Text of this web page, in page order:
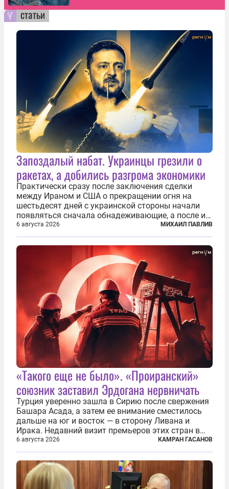
статьи
Запоздалый набат. Украинцы грезили о
ракетах, а добились разгрома экономики
Практически сразу после заключения сделки
между Ираном и США о прекращении огня на
шестьдесят дней с украинской стороны начали
появляться сначала обнадеживающие, а после и
вовсе бравурные заявления про некий «перелом»
в войне. Вероятно, в сознании первых лиц
киевского режима и стоящих за ними...
6 августа 2026 МИХАИЛ ПАВЛИВ
«Такого еще не было». «Проиранский»
союзник заставил Эрдогана нервничать
Турция уверенно зашла в Сирию после свержения
Башара Асада, а затем ее внимание сместилось
дальше на юг и восток — в сторону Ливана и
Ирака. Недавний визит премьеров этих стран в
Анкару, договоры об участии турецкой компании
TPAO в разработке нефти иракского Киркука и
«Дороги развития» подтверждают...
6 августа 2026 КАМРАН ГАСАНОВ